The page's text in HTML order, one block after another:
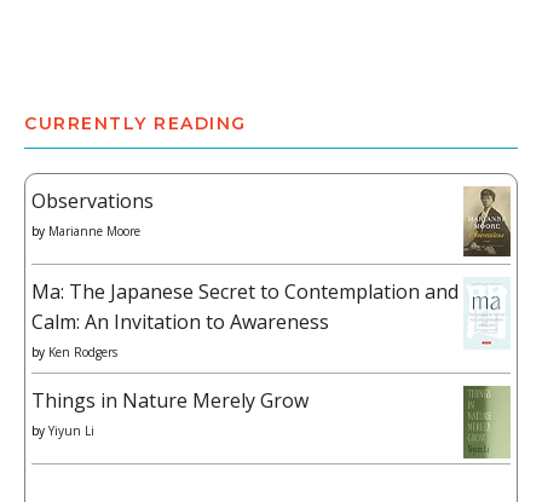
CURRENTLY READING
Observations
by Marianne Moore
Ma: The Japanese Secret to Contemplation and
Calm: An Invitation to Awareness
by Ken Rodgers
Things in Nature Merely Grow
by Yiyun Li